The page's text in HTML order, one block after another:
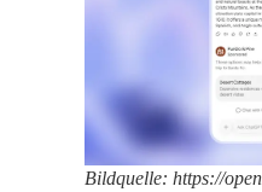
Bildquelle: https://